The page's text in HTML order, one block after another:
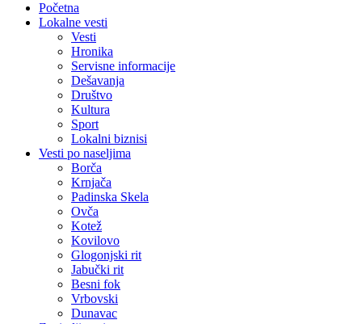
Početna
Lokalne vesti
Vesti
Hronika
Servisne informacije
Dešavanja
Društvo
Kultura
Sport
Lokalni biznisi
Vesti po naseljima
Borča
Krnjača
Padinska Skela
Ovča
Kotež
Kovilovo
Glogonjski rit
Jabučki rit
Besni fok
Vrbovski
Dunavac